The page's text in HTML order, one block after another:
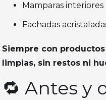
Mamparas interiores
Fachadas
Siempre con
limpias, sin restos ni
🔁 Antes y